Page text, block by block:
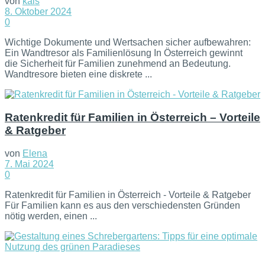
8. Oktober 2024
0
Wichtige Dokumente und Wertsachen sicher aufbewahren:
Ein Wandtresor als Familienlösung In Österreich gewinnt
die Sicherheit für Familien zunehmend an Bedeutung.
Wandtresore bieten eine diskrete ...
Ratenkredit für Familien in Österreich – Vorteile
& Ratgeber
von Elena
7. Mai 2024
0
Ratenkredit für Familien in Österreich - Vorteile & Ratgeber
Für Familien kann es aus den verschiedensten Gründen
nötig werden, einen ...